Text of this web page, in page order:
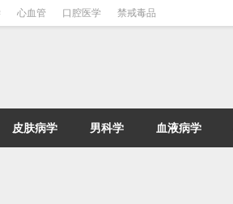
心血管 口腔医学 禁戒毒品
皮肤病学 男科学 血液病学